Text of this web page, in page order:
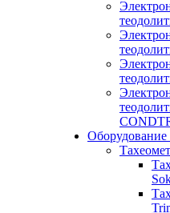
Оборудование